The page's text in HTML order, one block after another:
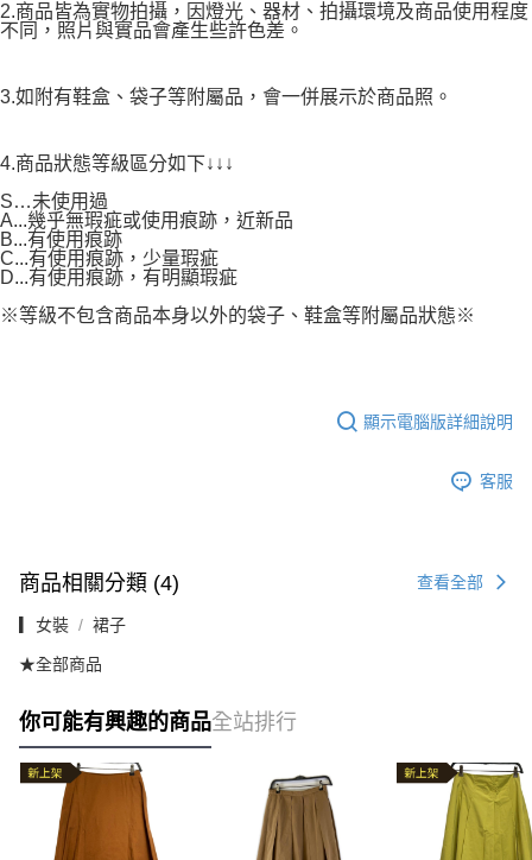
2.商品皆為實物拍攝，因燈光、器材、拍攝環境及商品使用程度
不同，照片與實品會產生些許色差。
3.如附有鞋盒、袋子等附屬品，會一併展示於商品照。
4.商品狀態等級區分如下↓↓↓
S…未使用過
A...幾乎無瑕疵或使用痕跡，近新品
B...有使用痕跡
C...有使用痕跡，少量瑕疵
D...有使用痕跡，有明顯瑕疵
※等級不包含商品本身以外的袋子、鞋盒等附屬品狀態※
顯示電腦版詳細說明
客服
商品相關分類 (4) 查看全部
▎女裝 裙子
★全部商品
你可能有興趣的商品全站排行